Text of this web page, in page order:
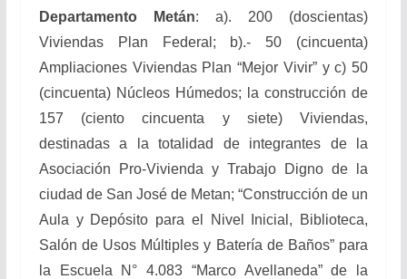
Departamento Metán: a). 200 (doscientas)
Viviendas Plan Federal; b).- 50 (cincuenta)
Ampliaciones Viviendas Plan “Mejor Vivir” y c) 50
(cincuenta) Núcleos Húmedos; la construcción de
157 (ciento cincuenta y siete) Viviendas,
destinadas a la totalidad de integrantes de la
Asociación Pro-Vivienda y Trabajo Digno de la
ciudad de San José de Metan; “Construcción de un
Aula y Depósito para el Nivel Inicial, Biblioteca,
Salón de Usos Múltiples y Batería de Baños” para
la Escuela N° 4.083 “Marco Avellaneda” de la